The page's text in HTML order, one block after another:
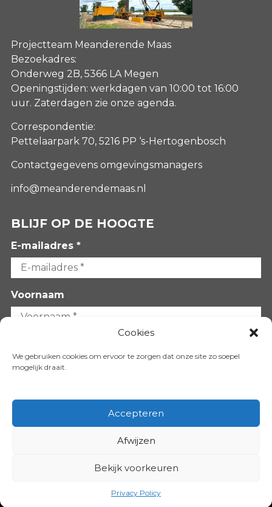
Cookies
We gebruiken cookies om ervoor te zorgen dat onze site zo soepel
mogelijk draait.
Accepteren
Afwijzen
Bekijk voorkeuren
Privacy Policy
Projectteam Meanderende Maas
Bezoekadres:
Onderweg 2B, 5366 LA Megen
Openingstijden: werkdagen van 10:00 tot 16:00
uur. Zaterdagen zie onze agenda.
Correspondentie:
Pettelaarpark 70, 5216 PP ‘s-Hertogenbosch
Contactgegevens omgevingsmanagers
info@meanderendemaas.nl
BLIJF OP DE HOOGTE
E-mailadres *
Voornaam
VOLG ONS OP: